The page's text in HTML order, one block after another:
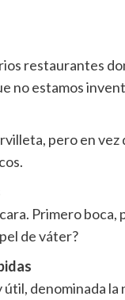
restaurantes
no estamos
pero en
Primero
de váter?
útil, denominada